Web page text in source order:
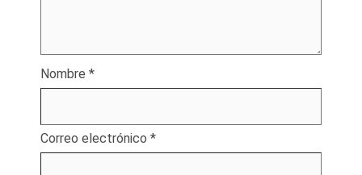
Nombre *
Correo electrónico *